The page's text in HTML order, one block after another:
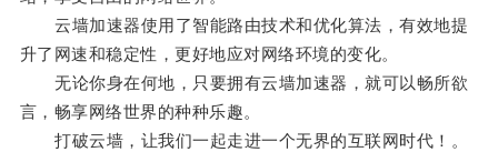
云墙加速器使用了智能路由技术和优化算法，有效地提
升了网速和稳定性，更好地应对网络环境的变化。
无论你身在何地，只要拥有云墙加速器，就可以畅所欲
言，畅享网络世界的种种乐趣。
打破云墙，让我们一起走进一个无界的互联网时代！。